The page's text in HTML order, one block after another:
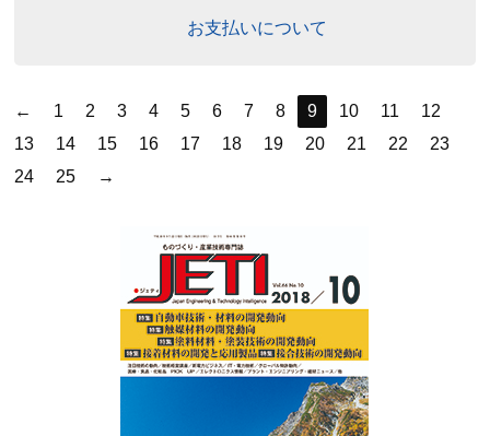
お支払いについて
← 1 2 3 4 5 6 7 8 9 10 11
12
13
14 15 16 17 18 19 20 21 22
23
24
25 →